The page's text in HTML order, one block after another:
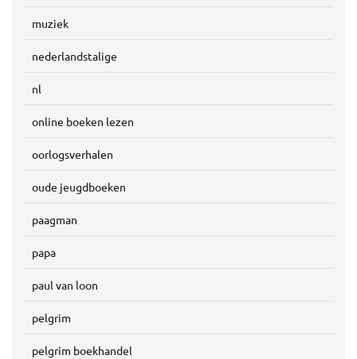
muziek
nederlandstalige
nl
online boeken lezen
oorlogsverhalen
oude jeugdboeken
paagman
papa
paul van loon
pelgrim
pelgrim boekhandel